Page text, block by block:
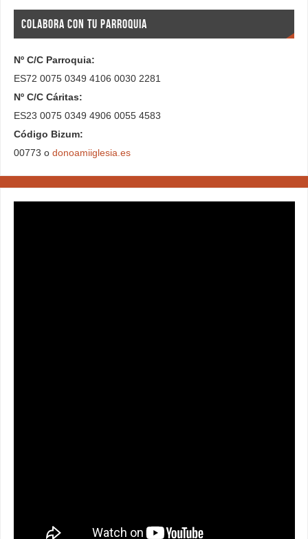
COLABORA CON TU PARROQUIA
Nº C/C Parroquia:
ES72 0075 0349 4106 0030 2281
Nº C/C Cáritas:
ES23 0075 0349 4906 0055 4583
Código Bizum:
00773 o donoamiiglesia.es